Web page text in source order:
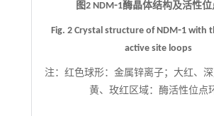
图2 NDM⁃1酶晶体结构及活性
Fig. 2 Crystal structure of NDM⁃1 with
active site loops
注： 红色球形：金属锌离子；大红、
黄、玫红区域：酶活性位点